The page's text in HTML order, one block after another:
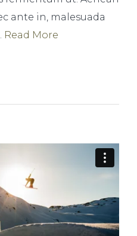
ante in, malesuada
Read More